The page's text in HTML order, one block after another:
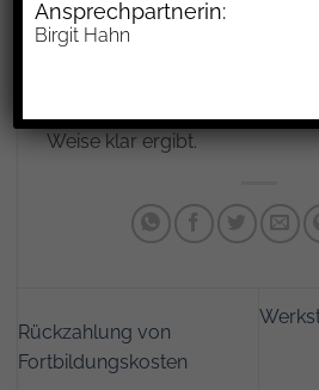
Unternehmer erbracht hat. In
es, wenn sich der
Weise klar ergibt.
Rückzahlung von
Fortbildungskosten
Ansprechpartnerin:
Birgit Hahn